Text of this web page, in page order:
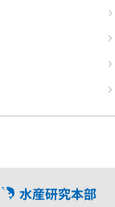
水産研究本部